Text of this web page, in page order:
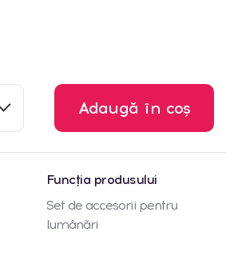
Adaugă în coș
Funcția produsului
Set de accesorii pentru
lumânări